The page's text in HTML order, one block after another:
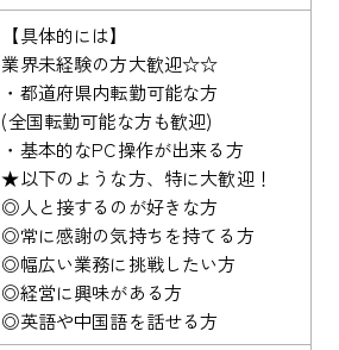
【具体的には】
業界未経験の方大歓迎☆☆
・都道府県内転勤可能な方
(全国転勤可能な方も歓迎)
・基本的なPC操作が出来る方
★以下のような方、特に大歓迎！
◎人と接するのが好きな方
◎常に感謝の気持ちを持てる方
◎幅広い業務に挑戦したい方
◎経営に興味がある方
◎英語や中国語を話せる方